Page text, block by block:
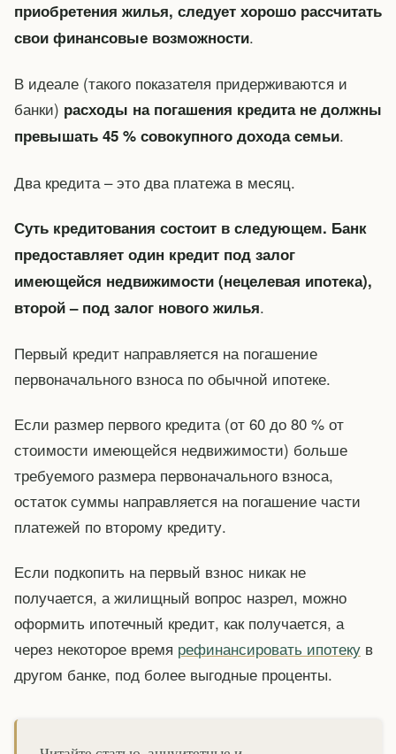
приобретения жилья, следует хорошо рассчитать
свои финансовые возможности.
В идеале (такого показателя придерживаются и
банки) расходы на погашения кредита не должны
превышать 45 % совокупного дохода семьи.
Два кредита – это два платежа в месяц.
Суть кредитования состоит в следующем. Банк
предоставляет один кредит под залог
имеющейся недвижимости (нецелевая ипотека),
второй – под залог нового жилья.
Первый кредит направляется на погашение
первоначального взноса по обычной ипотеке.
Если размер первого кредита (от 60 до 80 % от
стоимости имеющейся недвижимости) больше
требуемого размера первоначального взноса,
остаток суммы направляется на погашение части
платежей по второму кредиту.
Если подкопить на первый взнос никак не
получается, а жилищный вопрос назрел, можно
оформить ипотечный кредит, как получается, а
через некоторое время рефинансировать ипотеку в
другом банке, под более выгодные проценты.